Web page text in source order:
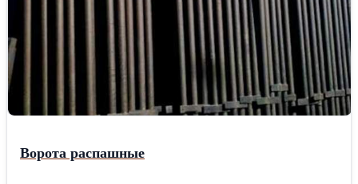
на петлях, на створке есть проушина под замок навесной.
Доставка в любой район города и области.!Производитель:
Собственное производство
Ворота распашные